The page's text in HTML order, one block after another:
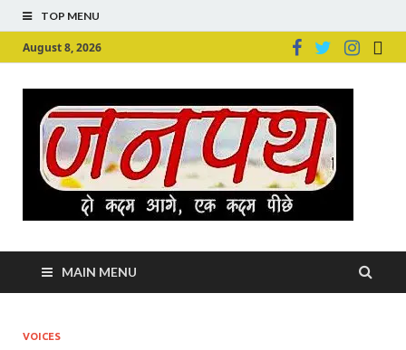
TOP MENU
August 8, 2026
MAIN MENU
VOICES